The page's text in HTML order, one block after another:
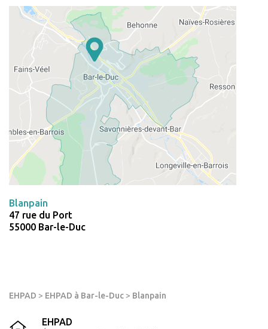
EHPAD > EHPAD à Bar-le-Duc > Blanpain
EHPAD
Blanpain
47 rue du Port
55000 Bar-le-Duc